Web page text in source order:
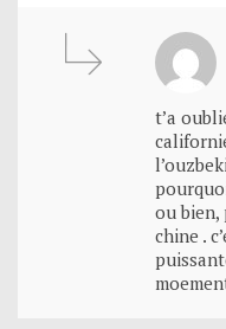
t’a
ou bien,
chine .